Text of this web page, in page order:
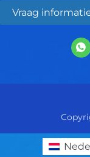
Vraag